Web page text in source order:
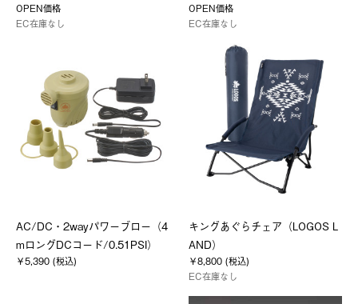
OPEN価格
EC在庫なし
OPEN価格
EC在庫なし
AC/DC・2wayパワーブロー（4
mロングDCコード/0.51PSI）
￥5,390 (税込)
キングあぐらチェア（LOGOS L
AND）
￥8,800 (税込)
EC在庫なし